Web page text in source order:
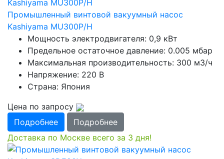
Промышленный винтовой вакуумный насос
Kashiyama MU300P/H
Мощность электродвигателя: 0,9 кВт
Предельное остаточное давление: 0.005 мбар
Максимальная производительность: 300 м3/ч
Напряжение: 220 В
Страна: Япония
Цена по запросу
Подробнее
Подробнее
Доставка по Москве всего за 3 дня!